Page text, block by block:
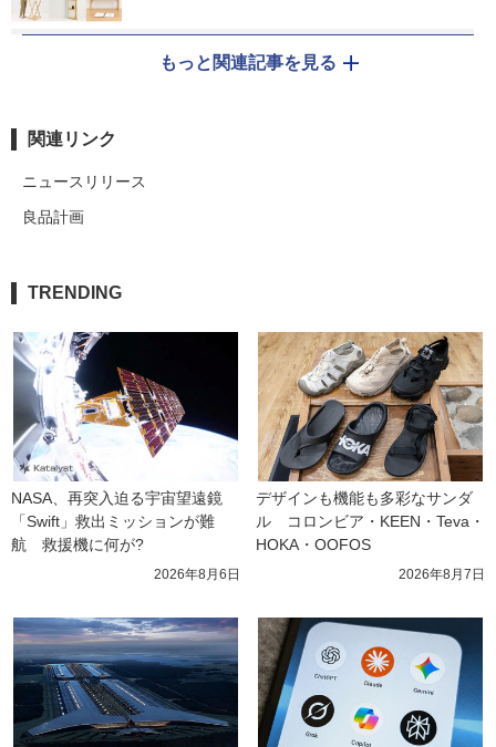
もっと関連記事を見る
関連リンク
ニュースリリース
良品計画
TRENDING
NASA、再突入迫る宇宙望遠鏡
「Swift」救出ミッションが難
航　救援機に何が?
2026年8月6日
デザインも機能も多彩なサンダ
ル　コロンビア・KEEN・Teva・
HOKA・OOFOS
2026年8月7日